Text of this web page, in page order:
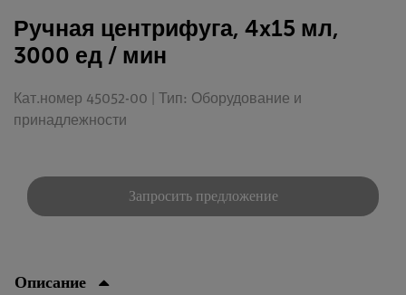
Ручная центрифуга, 4x15 мл,
3000 ед / мин
Кат.номер 45052-00 | Тип: Оборудование и
принадлежности
Запросить предложение
Описание